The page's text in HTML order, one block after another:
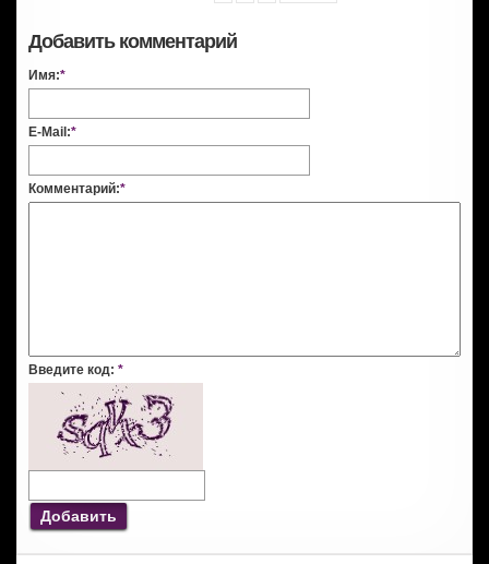
Добавить комментарий
Имя:*
E-Mail:*
Комментарий:*
Введите код: *
Добавить